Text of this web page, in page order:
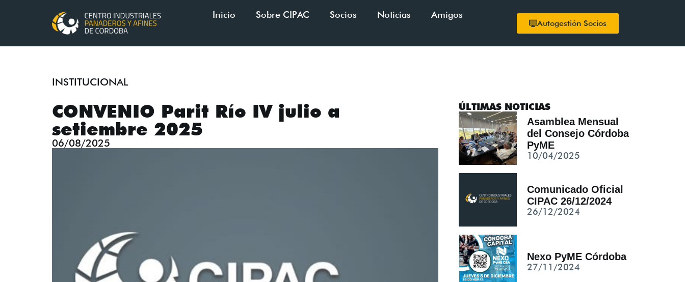
Inicio Sobre CIPAC Socios Noticias Amigos
Autogestión Socios
INSTITUCIONAL
CONVENIO Parit Río IV julio a
setiembre 2025
06/08/2025
ÚLTIMAS NOTICIAS
Asamblea Mensual
del Consejo Córdoba
PyME
10/04/2025
Comunicado Oficial
CIPAC 26/12/2024
26/12/2024
Nexo PyME Córdoba
27/11/2024